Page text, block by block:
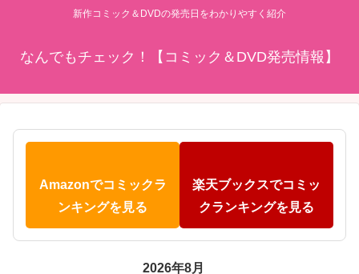
新作コミック＆DVDの発売日をわかりやすく紹介
なんでもチェック！【コミック＆DVD発売情報】
Amazonでコミックラ
ンキングを見る
楽天ブックスでコミッ
クランキングを見る
2026年8月